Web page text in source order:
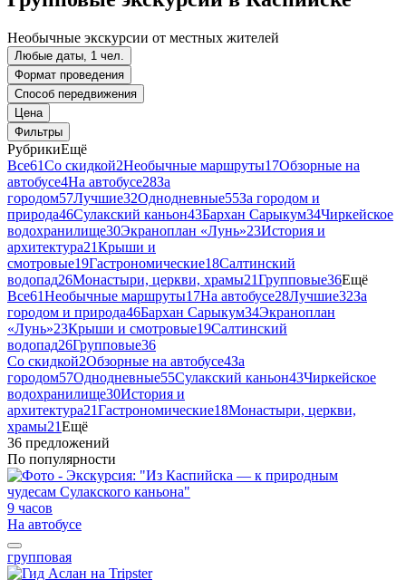
Необычные экскурсии от местных жителей
Любые даты, 1 чел.
Формат проведения
Способ передвижения
Цена
Фильтры
РубрикиЕщё
Все61Со скидкой2Необычные маршруты17Обзорные на
автобусе4На автобусе28За
городом57Лучшие32Однодневные55За городом и
природа46Сулакский каньон43Бархан Сарыкум34Чиркейское
водохранилище30Экраноплан «Лунь»23История и
архитектура21Крыши и
смотровые19Гастрономические18Салтинский
водопад26Монастыри, церкви, храмы21Групповые36Ещё
Все61Необычные маршруты17На автобусе28Лучшие32За
городом и природа46Бархан Сарыкум34Экраноплан
«Лунь»23Крыши и смотровые19Салтинский
водопад26Групповые36
Со скидкой2Обзорные на автобусе4За
городом57Однодневные55Сулакский каньон43Чиркейское
водохранилище30История и
архитектура21Гастрономические18Монастыри, церкви,
храмы21Ещё
36 предложений
По популярности
9 часов
На автобусе
групповая